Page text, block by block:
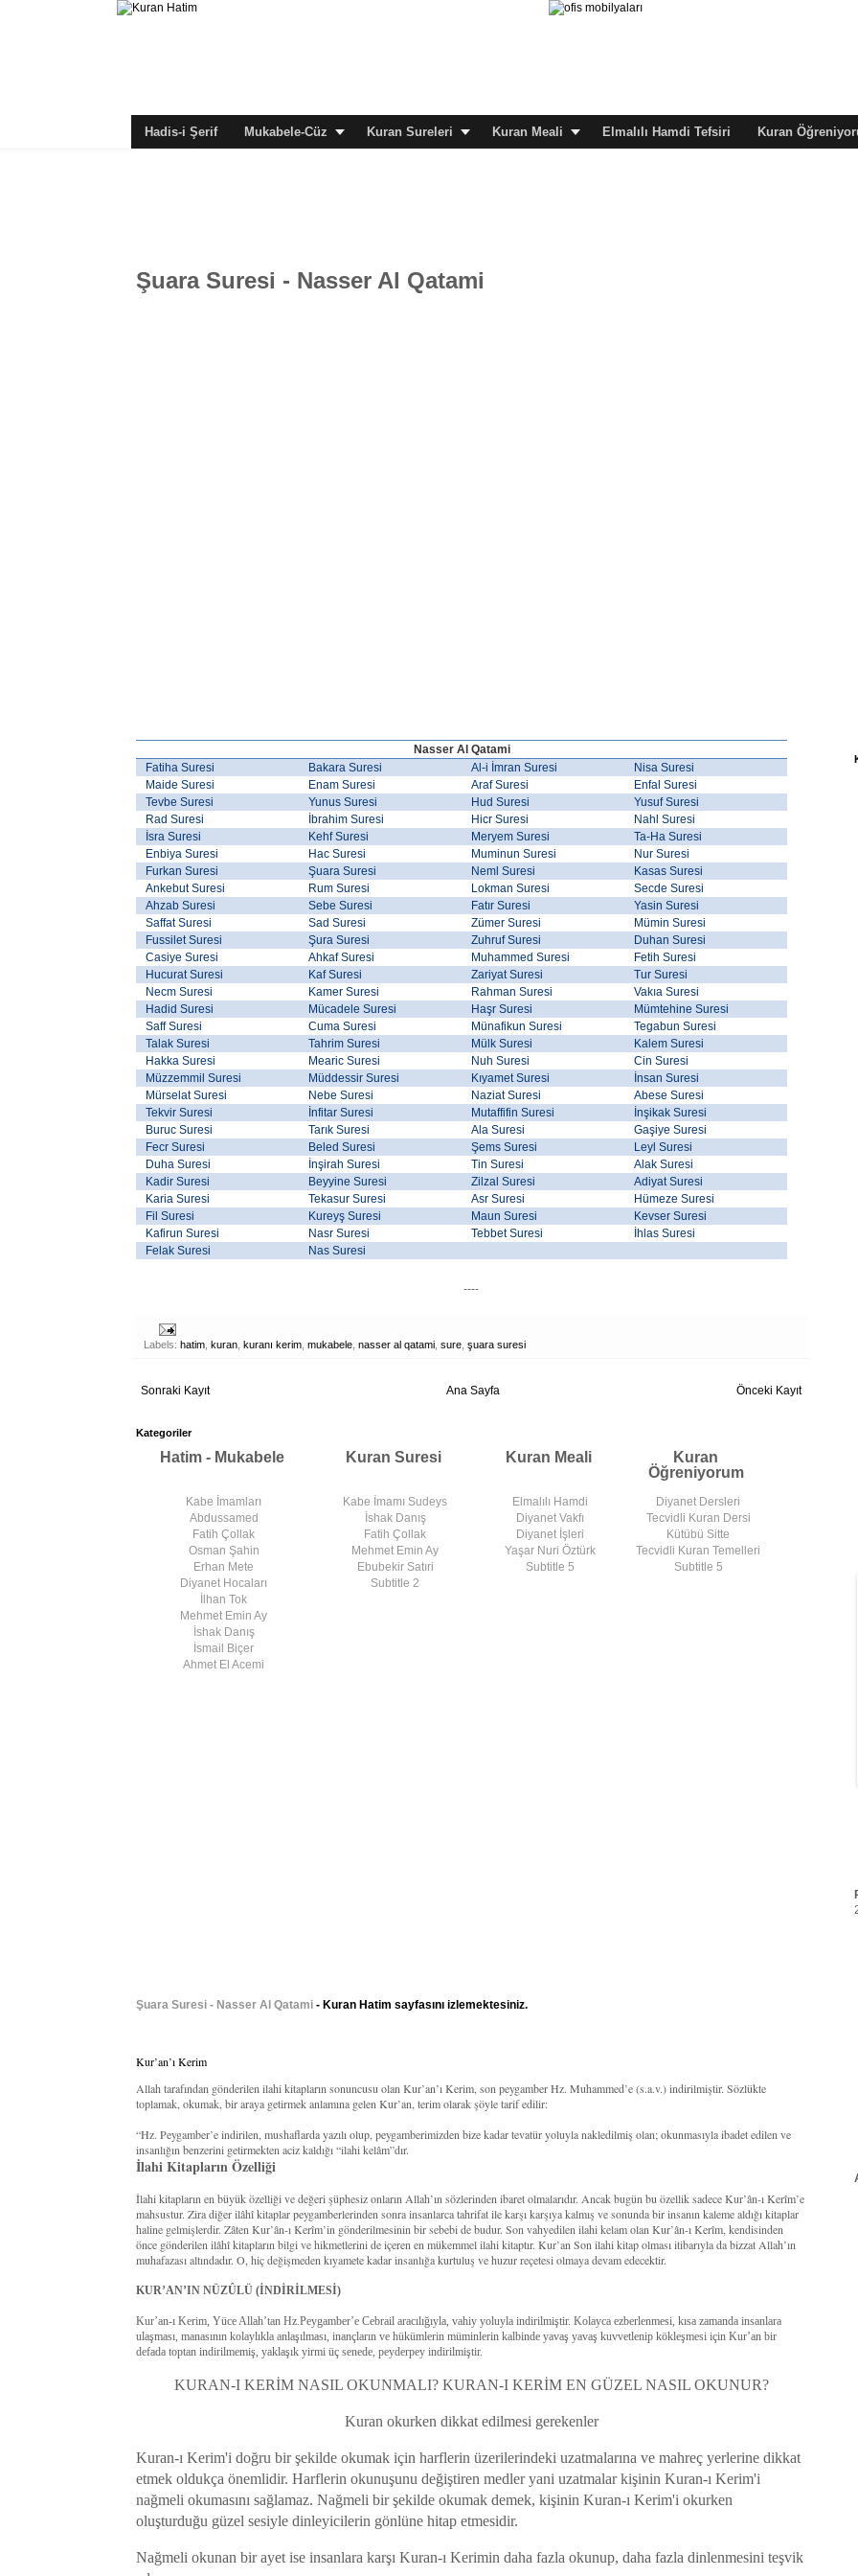
Hadis-i Şerif Mukabele-Cüz Kuran Sureleri Kuran Meali Elmalılı Hamdi Tefsiri Kuran
Şuara Suresi - Nasser Al Qatami
Nasser Al Qatami
Fatiha Suresi
Bakara Suresi Al-i İmran Suresi
Nisa Suresi
Maide Suresi
Enam Suresi Araf Suresi
Enfal Suresi
Tevbe Suresi
Yunus Suresi Hud Suresi
Yusuf Suresi
Rad Suresi
İbrahim Suresi Hicr Suresi
Nahl Suresi
İsra Suresi
Kehf Suresi Meryem Suresi
Ta-Ha Suresi
Enbiya Suresi
Hac Suresi Muminun Suresi
Nur Suresi
Furkan Suresi
Şuara Suresi Neml Suresi
Kasas Suresi
Ankebut Suresi
Rum Suresi Lokman Suresi
Secde Suresi
Ahzab Suresi
Sebe Suresi Fatır Suresi
Yasin Suresi
Saffat Suresi
Sad Suresi Zümer Suresi
Mümin Suresi
Fussilet Suresi
Şura Suresi Zuhruf Suresi
Duhan Suresi
Casiye Suresi
Ahkaf Suresi Muhammed Suresi
Fetih Suresi
Hucurat Suresi
Kaf Suresi Zariyat Suresi
Tur Suresi
Necm Suresi
Kamer Suresi Rahman Suresi
Vakıa Suresi
Hadid Suresi
Mücadele Suresi Haşr Suresi
Mümtehine Suresi
Saff Suresi
Cuma Suresi Münafikun Suresi
Tegabun Suresi
Talak Suresi
Tahrim Suresi Mülk Suresi
Kalem Suresi
Hakka Suresi
Mearic Suresi Nuh Suresi
Cin Suresi
Müzzemmil Suresi
Müddessir Suresi Kıyamet Suresi
İnsan Suresi
Mürselat Suresi
Nebe Suresi Naziat Suresi
Abese Suresi
Tekvir Suresi
İnfitar Suresi Mutaffifin Suresi
İnşikak Suresi
Buruc Suresi
Tarık Suresi Ala Suresi
Gaşiye Suresi
Fecr Suresi
Beled Suresi Şems Suresi
Leyl Suresi
Duha Suresi
İnşirah Suresi Tin Suresi
Alak Suresi
Kadir Suresi
Beyyine Suresi Zilzal Suresi
Adiyat Suresi
Karia Suresi
Tekasur Suresi Asr Suresi
Hümeze Suresi
Fil Suresi
Kureyş Suresi Maun Suresi
Kevser Suresi
Kafirun Suresi
Nasr Suresi Tebbet Suresi
İhlas Suresi
Felak Suresi
Nas Suresi
----
Labels: hatim kuran kuranı kerim mukabele nasser al qatami sure şuara suresi
Sonraki Kayıt Önceki Kayıt
Ana Sayfa
Kategoriler
Hatim - Mukabele Kuran Suresi Kuran Meali
Kuran
Öğreniyorum
Kabe İmamları
Abdussamed
Fatih Çollak
Osman Şahin
Erhan Mete
Diyanet Hocaları
İlhan Tok
Mehmet Emin Ay
İshak Danış
İsmail Biçer
Ahmet El Acemi
Kabe İmamı Sudeys
İshak Danış
Fatih Çollak
Mehmet Emin Ay
Ebubekir Satıri
Subtitle 2
Elmalılı Hamdi
Diyanet Vakfı
Diyanet İşleri
Yaşar Nuri Öztürk
Subtitle 5
Diyanet Dersleri
Tecvidli Kuran Dersi
Kütübü Sitte
Tecvidli Kuran Temelleri
Subtitle 5
Şuara Suresi - Nasser Al Qatami - Kuran Hatim sayfasını izlemektesiniz.
Kur’an’ı Kerim
Allah tarafından gönderilen ilahi kitapların sonuncusu olan Kur’an’ı Kerim, son peygamber Hz. Muhammed’e (s.a.v.) indirilmiştir. Sözlükte
toplamak, okumak, bir araya getirmek anlamına gelen Kur’an, terim olarak şöyle tarif edilir:
“Hz. Peygamber’e indirilen, mushaflarda yazılı olup, peygamberimizden bize kadar tevatür yoluyla nakledilmiş olan; okunmasıyla ibadet edilen ve
insanlığın benzerini getirmekten aciz kaldığı “ilahi kelâm”dır.
İlahi Kitapların Özelliği
İlahi kitapların en büyük özelliği ve değeri şüphesiz onların Allah’ın sözlerinden ibaret olmalarıdır. Ancak bugün bu özellik sadece Kur’ân-ı Kerîm’e
mahsustur. Zira diğer ilâhî kitaplar peygamberlerinden sonra insanlarca tahrifat ile karşı karşıya kalmış ve sonunda bir insanın kaleme aldığı kitaplar
haline gelmişlerdir. Zâten Kur’ân-ı Kerîm’in gönderilmesinin bir sebebi de budur. Son vahyedilen ilahi kelam olan Kur’ân-ı Kerîm, kendisinden
önce gönderilen ilâhî kitapların bilgi ve hikmetlerini de içeren en mükemmel ilahi kitaptır. Kur’an Son ilahi kitap olması itibarıyla da bizzat Allah’ın
muhafazası altındadır. O, hiç değişmeden kıyamete kadar insanlığa kurtuluş ve huzur reçetesi olmaya devam edecektir.
KUR’AN’IN NÜZÛLÜ (İNDİRİLMESİ)
Kur’an-ı Kerim, Yüce Allah’tan Hz.Peygamber’e Cebrail aracılığıyla, vahiy yoluyla indirilmiştir. Kolayca ezberlenmesi, kısa zamanda insanlara
ulaşması, manasının kolaylıkla anlaşılması, inançların ve hükümlerin müminlerin kalbinde yavaş yavaş kuvvetlenip kökleşmesi için Kur’an bir
defada toptan indirilmemiş, yaklaşık yirmi üç senede, peyderpey indirilmiştir.
KURAN-I KERİM NASIL OKUNMALI? KURAN-I KERİM EN GÜZEL NASIL OKUNUR?
Kuran okurken dikkat edilmesi gerekenler
Kuran-ı Kerim'i doğru bir şekilde okumak için harflerin üzerilerindeki uzatmalarına ve mahreç yerlerine dikkat
etmek oldukça önemlidir. Harflerin okunuşunu değiştiren medler yani uzatmalar kişinin Kuran-ı Kerim'i
nağmeli okumasını sağlamaz. Nağmeli bir şekilde okumak demek, kişinin Kuran-ı Kerim'i okurken
oluşturduğu güzel sesiyle dinleyicilerin gönlüne hitap etmesidir.
Nağmeli okunan bir ayet ise insanlara karşı Kuran-ı Kerimin daha fazla okunup, daha fazla dinlenmesini teşvik